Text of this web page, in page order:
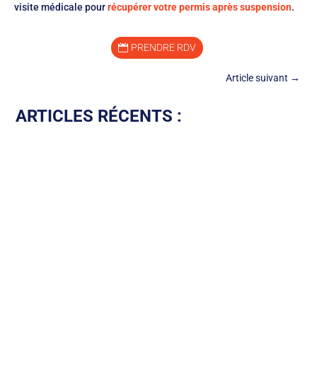
visite médicale pourrécupérer votre permis après suspension.
PRENDRE RDV
Article suivant →
ARTICLES RÉCENTS :